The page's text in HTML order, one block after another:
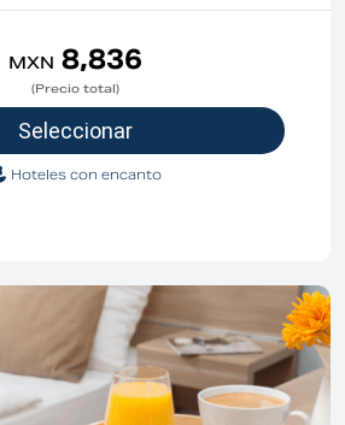
MXN 8,836
(Precio total)
Hoteles con encanto